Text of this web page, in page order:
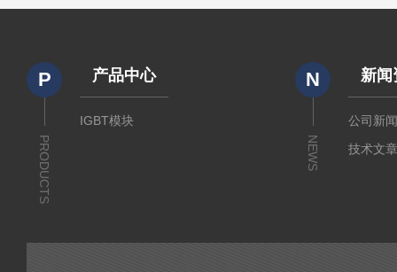
P
PRODUCTS
产品中心
IGBT模块
N
NEWS
新闻
公司新
技术文